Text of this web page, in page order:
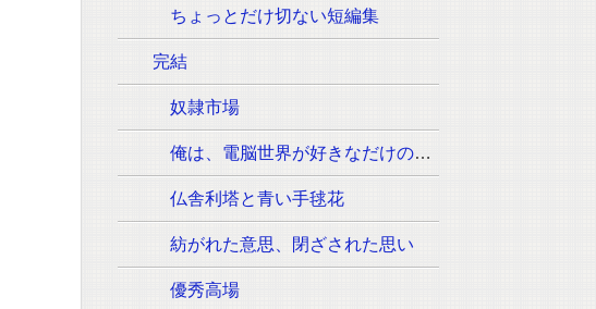
ちょっとだけ切ない短編集
完結
奴隷市場
俺は、電脳世界が好きなだけの一般人です
仏舎利塔と青い手毬花
紡がれた意思、閉ざされた思い
優秀高場